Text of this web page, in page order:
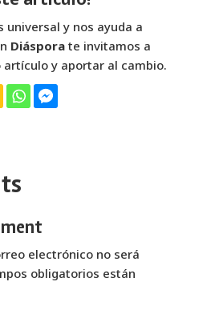
universal y nos ayuda a
Diásporate invitamos a
y aportar al cambio.
electrónico no será
obligatorios están